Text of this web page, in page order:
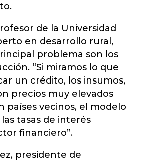
de la Universidad
en desarrollo rural,
problema son los
“Si miramos lo que
un crédito, los insumos,
precios muy elevados
países vecinos, el modelo
tasas de interés
financiero”.
presidente de